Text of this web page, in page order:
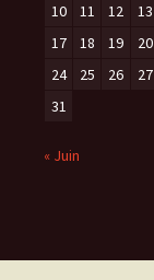
10
11 12 13
17
18 19 20
24
25 26 27
31
« Juin